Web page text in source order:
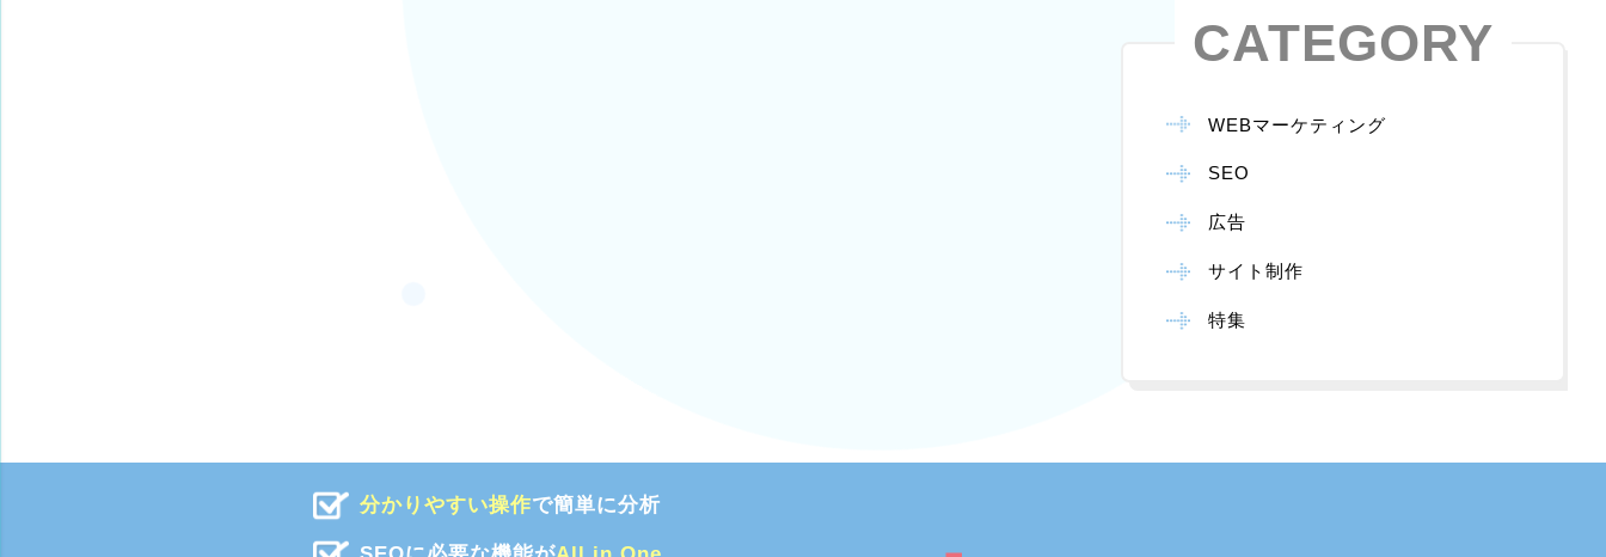
CATEGORY
WEBマーケティング
SEO
広告
サイト制作
特集
分かりやすい操作で簡単に分析